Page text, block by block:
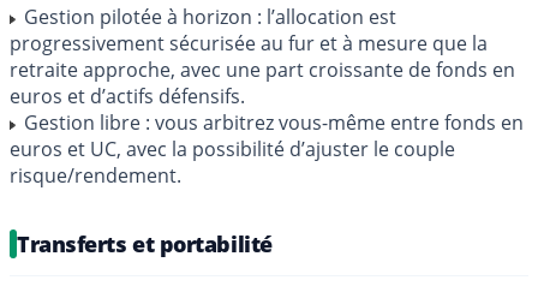
Gestion pilotée à horizon : l’allocation est
progressivement sécurisée au fur et à mesure que la
retraite approche, avec une part croissante de fonds en
euros et d’actifs défensifs.
Gestion libre : vous arbitrez vous-même entre fonds en
euros et UC, avec la possibilité d’ajuster le couple
risque/rendement.
Transferts et portabilité